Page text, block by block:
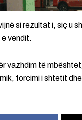
si rezultat i, siç u
vendit.
vazhdim të
forcimi i shtetit